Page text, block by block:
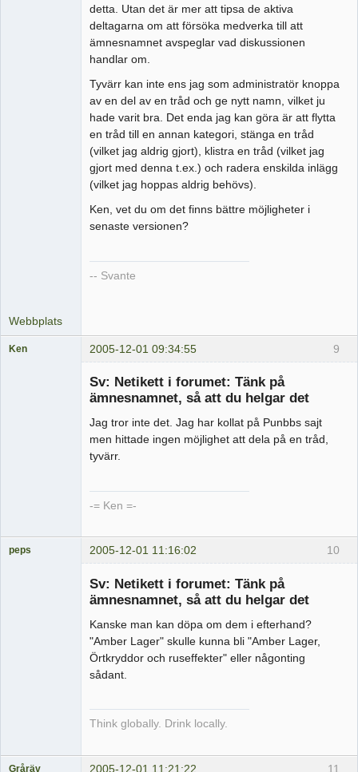
detta. Utan det är mer att tipsa de aktiva
deltagarna om att försöka medverka till att
ämnesnamnet avspeglar vad diskussionen
handlar om.
Tyvärr kan inte ens jag som administratör knoppa
av en del av en tråd och ge nytt namn, vilket ju
hade varit bra. Det enda jag kan göra är att flytta
en tråd till en annan kategori, stänga en tråd
(vilket jag aldrig gjort), klistra en tråd (vilket jag
gjort med denna t.ex.) och radera enskilda inlägg
(vilket jag hoppas aldrig behövs).
Ken, vet du om det finns bättre möjligheter i
senaste versionen?
-- Svante
Webbplats
9
Ken 2005-12-01 09:34:55
Sv: Netikett i forumet: Tänk på
ämnesnamnet, så att du helgar det
Jag tror inte det. Jag har kollat på Punbbs sajt
men hittade ingen möjlighet att dela på en tråd,
tyvärr.
-= Ken =-
10
peps 2005-12-01 11:16:02
Sv: Netikett i forumet: Tänk på
ämnesnamnet, så att du helgar det
Kanske man kan döpa om dem i efterhand?
"Amber Lager" skulle kunna bli "Amber Lager,
Örtkryddor och ruseffekter" eller någonting
sådant.
Think globally. Drink locally.
11
Gråräv 2005-12-01 11:21:22